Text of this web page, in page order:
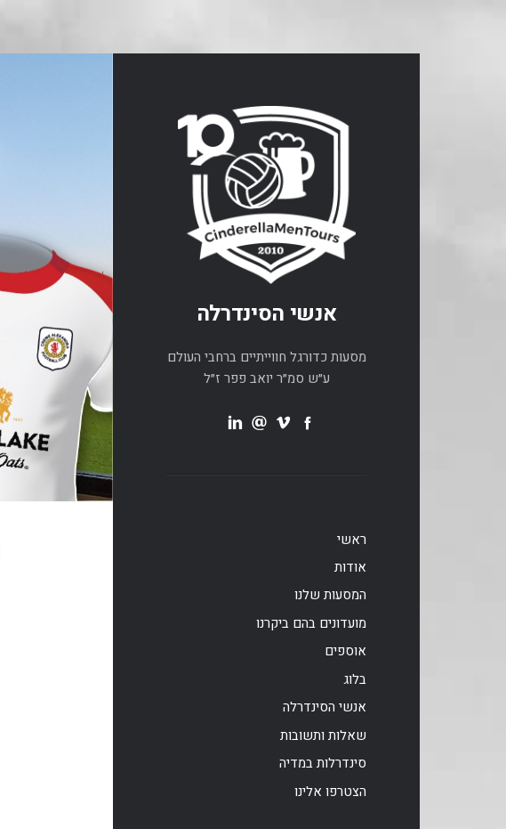
אנשי הסינדרלה
מסעות כדורגל חווייתיים ברחבי העולם
ע״ש סמ״ר יואב פפר ז״ל
ראשי
אודות
המסעות שלנו
מועדונים בהם ביקרנו
אוספים
בלוג
אנשי הסינדרלה
שאלות ותשובות
סינדרלות במדיה
הצטרפו אלינו